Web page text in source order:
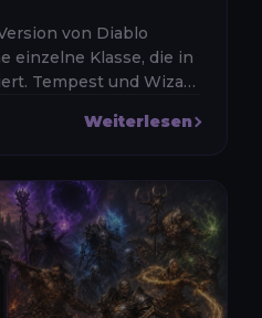
von Diablo
einzelne Klasse, die in
Tempest und Wizard
Weiterlesen